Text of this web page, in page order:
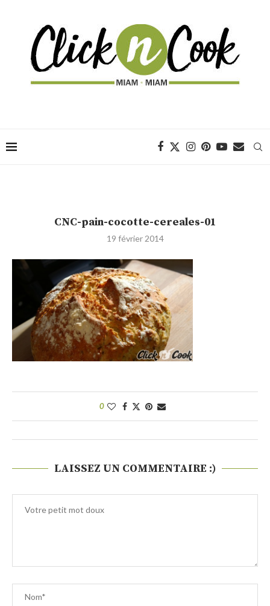
CNC-pain-cocotte-cereales-01
19 février 2014
0
LAISSEZ UN COMMENTAIRE :)